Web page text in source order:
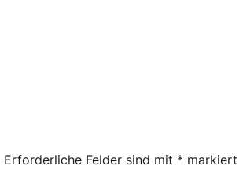
Erforderliche Felder sind mit * markiert